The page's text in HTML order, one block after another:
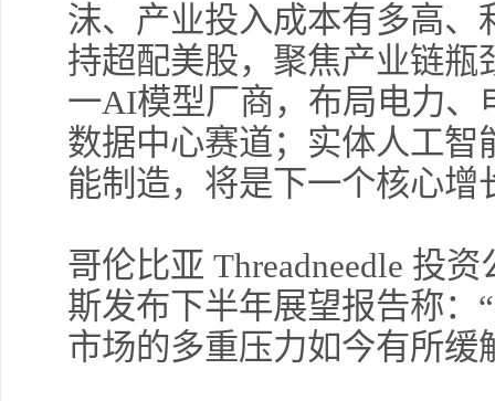
沫、产业投入成本有多高
持超配美股，聚焦产业链
一AI模型厂商，布局电力
数据中心赛道；实体人工
能制造，将是下一个核心增
哥伦比亚 Threadneedle 投
斯发布下半年展望报告称：
市场的多重压力如今有所缓